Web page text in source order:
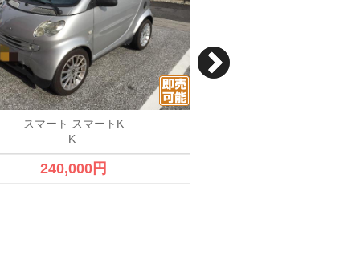
スマート スマートK
K
240,000円